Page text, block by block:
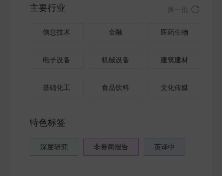
主要行业 换一批
信息技术 金融 医药生物
电子设备 机械设备 建筑建材
基础化工 食品饮料 文化传媒
特色标签
深度研究 非券商报告 英译中